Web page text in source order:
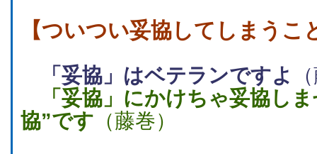
【ついつい妥協してしまうこ
「妥協」はベテランですよ
「妥協」にかけちゃ妥協し
協”です （藤巻）